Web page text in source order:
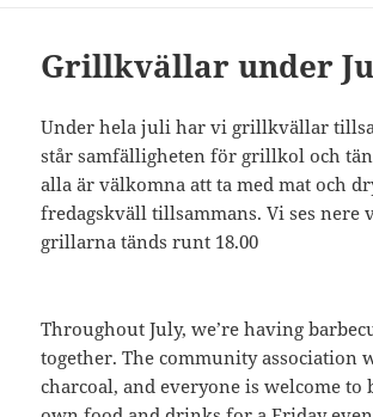
Grillkvällar under
Under hela juli har vi grillkvällar
står samfälligheten för grillkol och
alla är välkomna att ta med mat och
fredagskväll tillsammans. Vi ses nere
grillarna tänds runt 18.00
Throughout July, we’re having
together. The community association
charcoal, and everyone is welcome